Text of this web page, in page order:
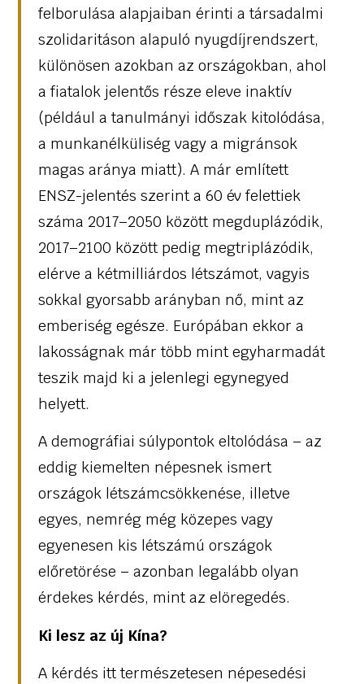
felborulása alapjaiban érinti a társadalmi
szolidaritáson alapuló nyugdíjrendszert,
különösen azokban az országokban, ahol
a fiatalok jelentős része eleve inaktív
(például a tanulmányi időszak kitolódása,
a munkanélküliség vagy a migránsok
magas aránya miatt). A már említett
ENSZ-jelentés szerint a 60 év felettiek
száma 2017–2050 között megduplázódik,
2017–2100 között pedig megtriplázódik,
elérve a kétmilliárdos létszámot, vagyis
sokkal gyorsabb arányban nő, mint az
emberiség egésze. Európában ekkor a
lakosságnak már több mint egyharmadát
teszik majd ki a jelenlegi egynegyed
helyett.
A demográfiai súlypontok eltolódása – az
eddig kiemelten népesnek ismert
országok létszámcsökkenése, illetve
egyes, nemrég még közepes vagy
egyenesen kis létszámú országok
előretörése – azonban legalább olyan
érdekes kérdés, mint az elöregedés.
Ki lesz az új Kína?
A kérdés itt természetesen népesedési